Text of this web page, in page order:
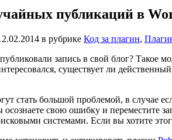
публикаций в
в рубрике Код за плагин,
запись в свой блог?
существует ли
стать большой проблемой, в случае
осознаете свою ошибку и переместите
системами. Если вы хотите